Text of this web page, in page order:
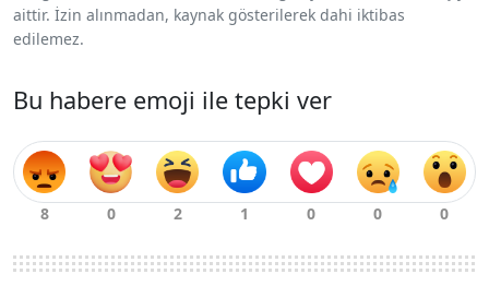
aittir. İzin alınmadan, kaynak gösterilerek dahi iktibas
edilemez.
Bu habere emoji ile tepki ver